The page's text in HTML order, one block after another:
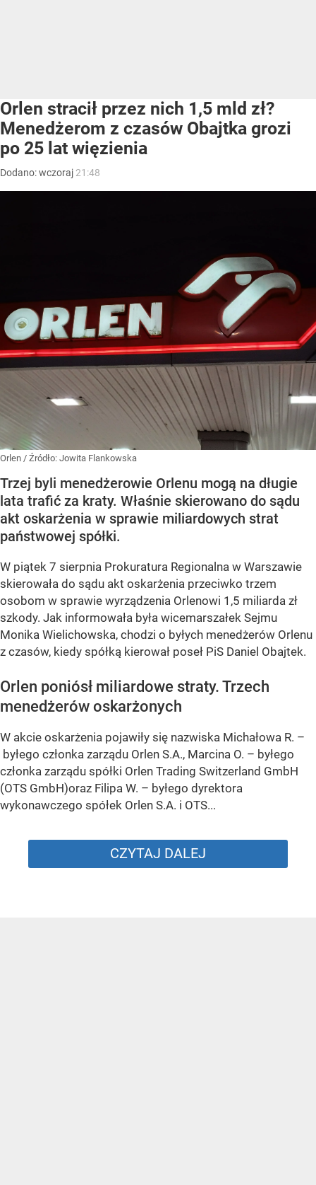
Orlen stracił przez nich 1,5 mld zł?
Menedżerom z czasów Obajtka grozi
po 25 lat więzienia
Dodano:wczoraj 21:48
Orlen / Źródło: Jowita Flankowska
Trzej byli menedżerowie Orlenu mogą na długie
lata trafić za kraty. Właśnie skierowano do sądu
akt oskarżenia w sprawie miliardowych strat
państwowej spółki.
W piątek 7 sierpnia Prokuratura Regionalna w Warszawie
skierowała do sądu akt oskarżenia przeciwko trzem
osobom w sprawie wyrządzenia Orlenowi 1,5 miliarda zł
szkody. Jak informowała była wicemarszałek Sejmu
Monika Wielichowska, chodzi o byłych menedżerów Orlenu
z czasów, kiedy spółką kierował poseł PiS Daniel Obajtek.
Orlen poniósł miliardowe straty. Trzech
menedżerów oskarżonych
W akcie oskarżenia pojawiły się nazwiska Michałowa R. –
byłego członka zarządu Orlen S.A., Marcina O. – byłego
członka zarządu spółki Orlen Trading Switzerland GmbH
(OTS GmbH)oraz Filipa W. – byłego dyrektora
wykonawczego spółek Orlen S.A. i OTS...
CZYTAJ DALEJ